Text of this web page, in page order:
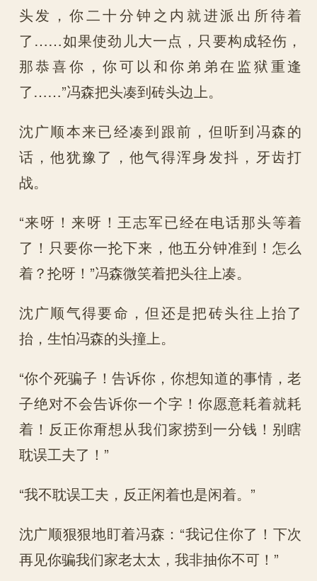
头发，你二十分钟之内就进派出所待着
了……如果使劲儿大一点，只要构成轻伤，
那恭喜你，你可以和你弟弟在监狱重逢
了……”冯森把头凑到砖头边上。
沈广顺本来已经凑到跟前，但听到冯森的
话，他犹豫了，他气得浑身发抖，牙齿打
战。
“来呀！来呀！王志军已经在电话那头等着
了！只要你一抡下来，他五分钟准到！怎么
着？抡呀！”冯森微笑着把头往上凑。
沈广顺气得要命，但还是把砖头往上抬了
抬，生怕冯森的头撞上。
“你个死骗子！告诉你，你想知道的事情，老
子绝对不会告诉你一个字！你愿意耗着就耗
着！反正你甭想从我们家捞到一分钱！别瞎
耽误工夫了！”
“我不耽误工夫，反正闲着也是闲着。”
沈广顺狠狠地盯着冯森：“我记住你了！下次
再见你骗我们家老太太，我非抽你不可！”